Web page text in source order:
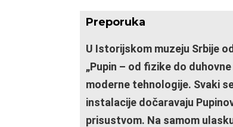
Preporuka
U Istorijskom muzeju Srbije
„Pupin – od fizike do
moderne tehnologije. Svaki
instalacije dočaravaju
prisustvom. Na samom